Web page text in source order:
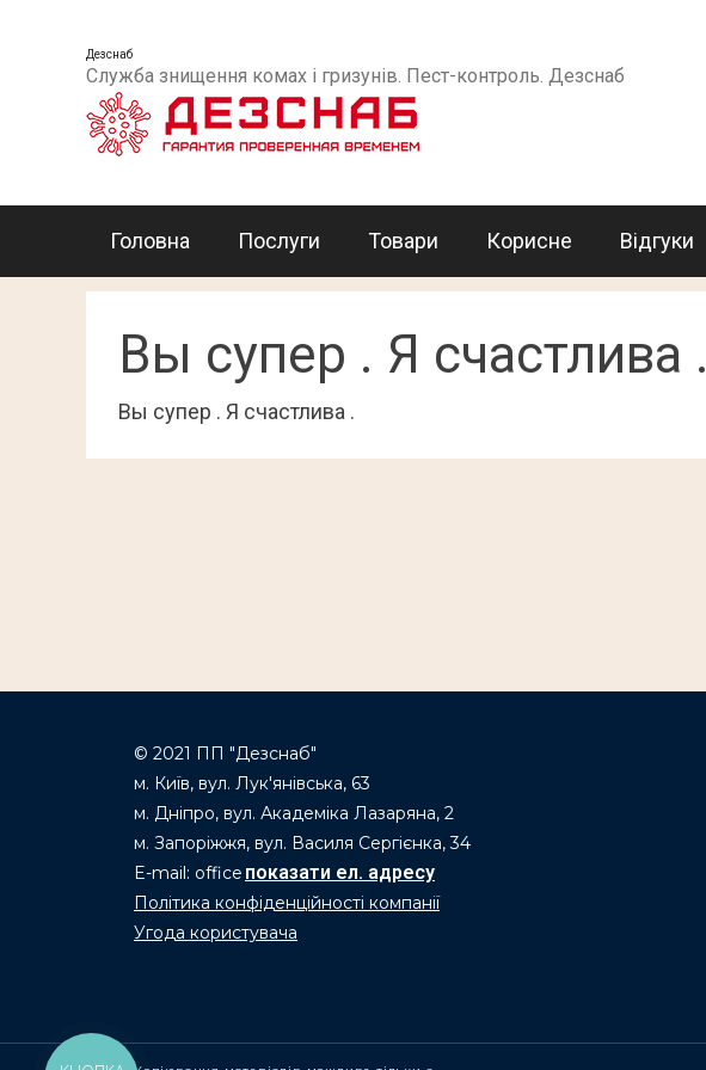
Дезснаб
Служба знищення комах і гризунів. Пест-контроль. Дезснаб
Головна Послуги Товари Корисне Відгуки
Вы супер . Я счастлива .
Вы супер . Я счастлива .
© 2021 ПП "Дезснаб"
м. Київ, вул. Лук'янівська, 63
м. Дніпро, вул. Академіка Лазаряна, 2
м. Запоріжжя, вул. Василя Сергієнка, 34
E-mail: office
Політика конфіденційності компанії
Угода користувача